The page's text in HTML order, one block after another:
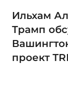
Ильхам
Трамп
проект